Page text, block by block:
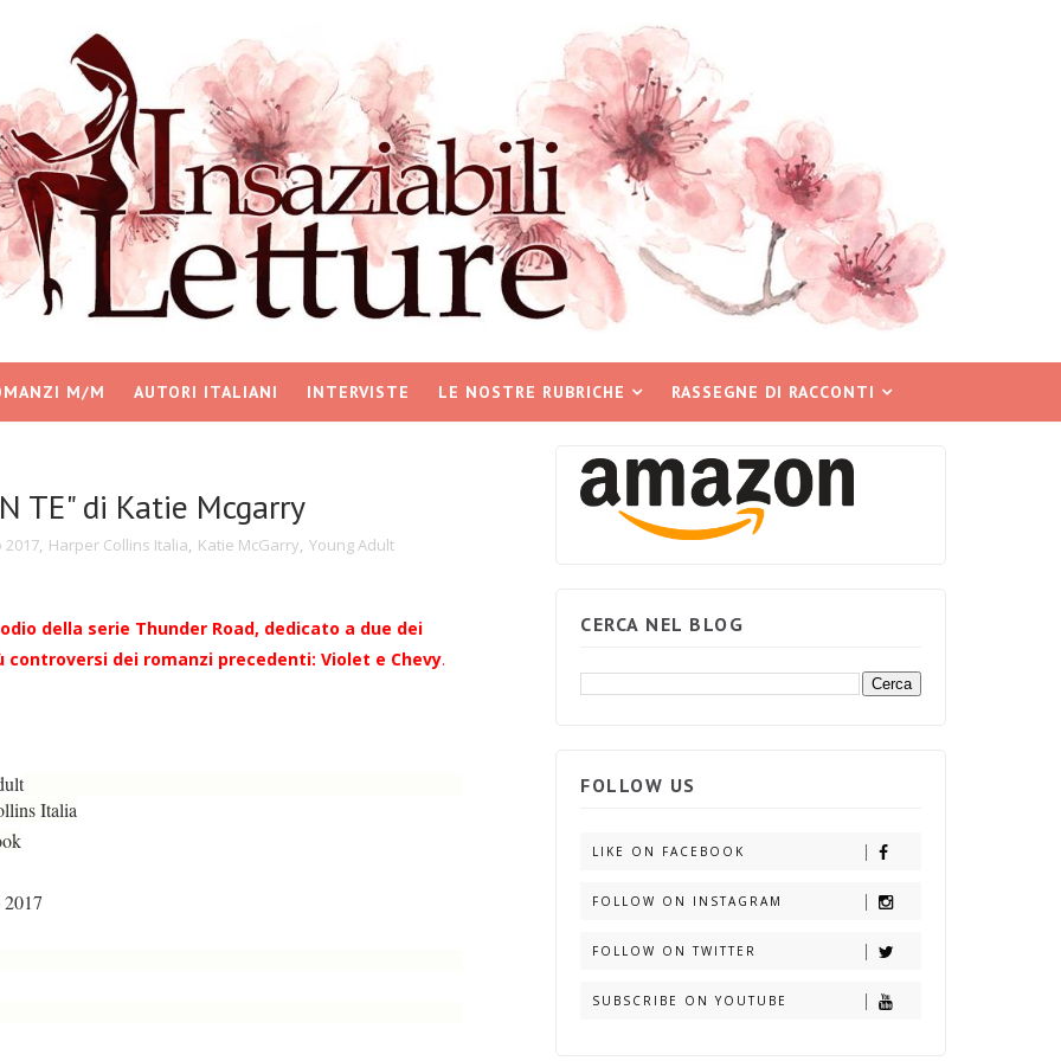
M/M AUTORI ITALIANI INTERVISTE LE NOSTRE RUBRICHE RASSEGNE DI RACCONTI
TE" di Katie Mcgarry
2017, Harper Collins Italia, Katie McGarry, Young Adult
della serie Thunder Road, dedicato a due dei
controversi dei romanzi precedenti: Violet e Chevy.
Italia
CERCA NEL BLOG
FOLLOW US
LIKE ON FACEBOOK
FOLLOW ON INSTAGRAM
FOLLOW ON TWITTER
SUBSCRIBE ON YOUTUBE